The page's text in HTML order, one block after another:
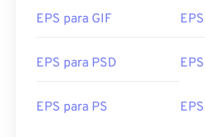
EPS para GIF
EPS para PSD
EPS para PS